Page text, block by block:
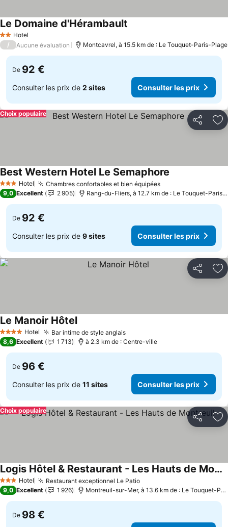
2 Étoiles
Hotel
Le Domaine d'Hérambault
/ Aucune évaluation Montcavrel, à 15.5 km de : Le Touquet-Paris-Plage
De 92 €
Consulter les prix de 2 sites Consulter les prix
Partager
Choix populaire
3 ÉtoilesHotel Chambres confortables et bien équipées
Best Western Hotel Le Semaphore
9,0 Excellent 2 905 Rang-du-Fliers, à 12.7 km de : Le Touquet-Paris-Plage
De 92 €
Consulter les prix de 9 sites Consulter les prix
Partager
4 Étoiles Hotel Bar intime de style anglais
Le Manoir Hôtel
8,6 Excellent 1 713 à 2.3 km de : Centre-ville
De 96 €
Consulter les prix de 11 sites Consulter les prix
Partager
Choix populaire
3 ÉtoilesHotel Restaurant exceptionnel Le Patio
Logis Hôtel & Restaurant - Les Hauts de Montreuil
9,0 Excellent 1 926 Montreuil-sur-Mer, à 13.6 km de : Le Touquet-Paris-Plage
De 98 €